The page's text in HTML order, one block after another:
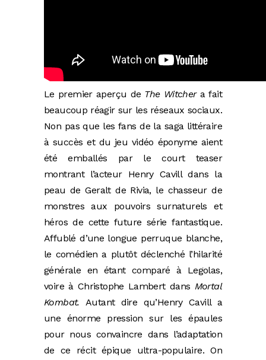
Le premier aperçu de The Witchera fait
beaucoup réagir sur les réseaux sociaux.
Non pas que les fans de la saga littéraire
à succès et du jeu vidéo éponyme aient
été emballés par le court teaser
montrant l’acteur Henry Cavill dans la
peau de Geralt de Rivia, le chasseur de
monstres aux pouvoirs surnaturels et
héros de cette future série fantastique.
Affublé d’une longue perruque blanche,
le comédien a plutôt déclenché l’hilarité
générale en étant comparé à Legolas,
voire à Christophe Lambert dans Mortal
Kombat. Autant dire qu’Henry Cavill a
une énorme pression sur les épaules
pour nous convaincre dans l’adaptation
de ce récit épique ultra-populaire. On